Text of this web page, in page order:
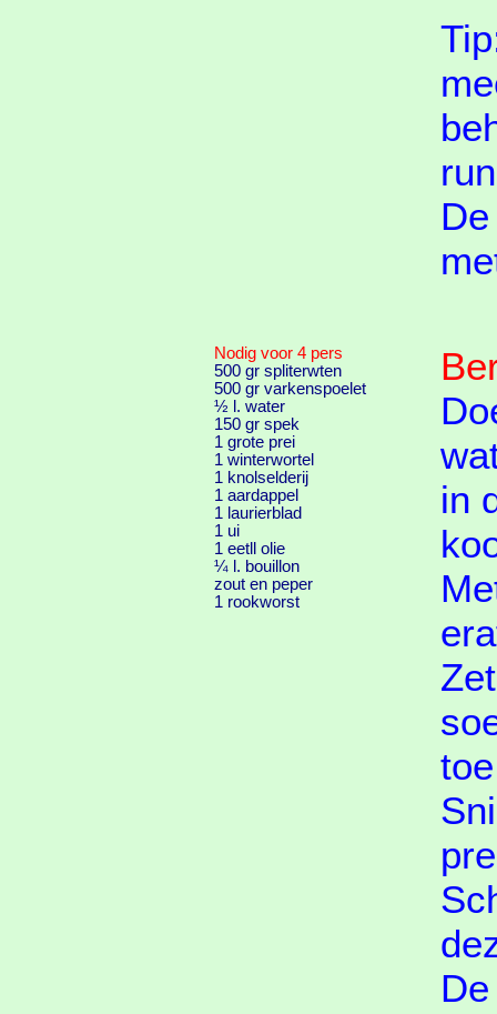
Nodig voor 4 pers
500 gr spliterwten
500 gr varkenspoelet
½ l. water
150 gr spek
1 grote prei
1 winterwortel
1 knolselderij
1 aardappel
1 laurierblad
1 ui
1 eetll olie
¼ l. bouillon
zout en peper
1 rookworst
in